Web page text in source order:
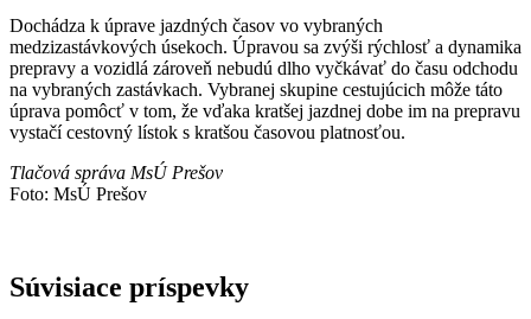
Dochádza k úprave jazdných časov vo vybraných
medzizastávkových úsekoch. Úpravou sa zvýši rýchlosť a dynamika
prepravy a vozidlá zároveň nebudú dlho vyčkávať do času odchodu
na vybraných zastávkach. Vybranej skupine cestujúcich môže táto
úprava pomôcť v tom, že vďaka kratšej jazdnej dobe im na prepravu
vystačí cestovný lístok s kratšou časovou platnosťou.
Tlačová správa MsÚ Prešov
Foto: MsÚ Prešov
Súvisiace príspevky